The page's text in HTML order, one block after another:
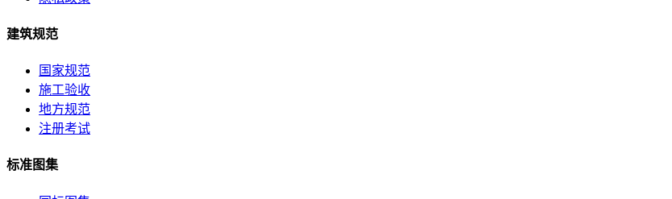
建筑规范
国家规范
施工验收
地方规范
注册考试
标准图集